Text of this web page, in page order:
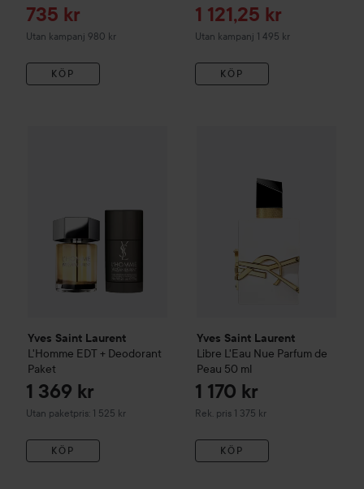
Reapris
735 kr
Utan kampanj 980 kr
KÖP
Reapris
1 121,25 kr
Utan kampanj 1 495 kr
KÖP
Yves Saint Laurent
L'Homme EDT + Deodorant
Paket
1 369 kr
Utan paketpris: 1 525 kr
KÖP
Yves Saint Laurent
Libre L'Eau Nue Parfum de
Peau 50 ml
1 170 kr
Rek. pris 1 375 kr
Rekommenderat pris 1 375 kr
KÖP